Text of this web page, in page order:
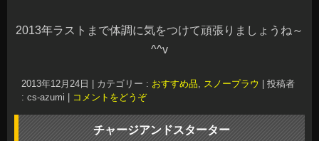
2013年ラストまで体調に気をつけて頑張りましょうね～
^^v
2013年12月24日 カテゴリー : おすすめ品, スノープラウ
投稿者
: cs-azumi
コメントをどうぞ
チャージアンドスターター